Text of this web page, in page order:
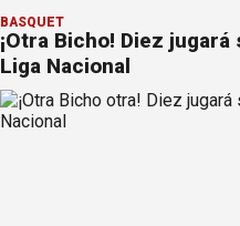
BÁSQUET
¡Otra Bicho! Diez
Liga Nacional